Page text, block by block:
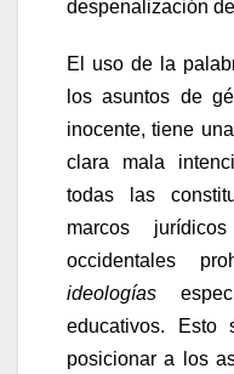
despenalización
El uso de la
los asuntos de
inocente, tiene
clara mala
todas las
marcos
occidentales
ideologías
educativos. Esto
posicionar a los